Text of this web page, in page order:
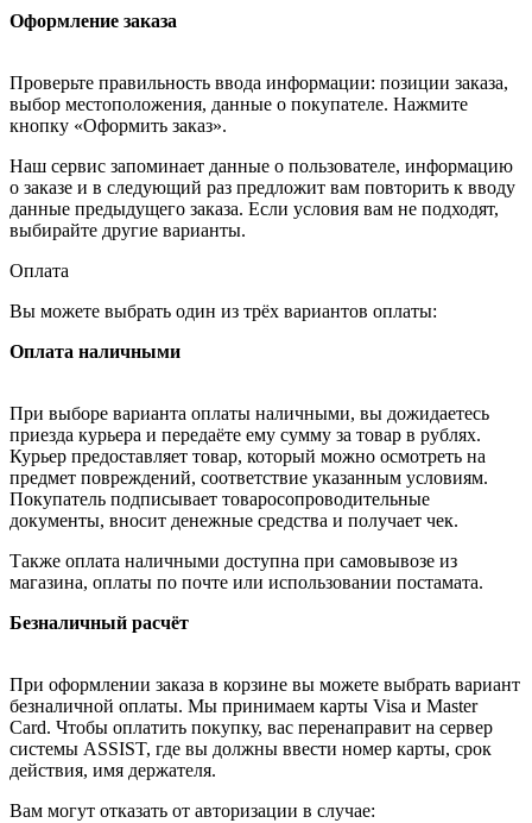
Оформление заказа
Проверьте правильность ввода информации: позиции заказа,
выбор местоположения, данные о покупателе. Нажмите
кнопку «Оформить заказ».
Наш сервис запоминает данные о пользователе, информацию
о заказе и в следующий раз предложит вам повторить к вводу
данные предыдущего заказа. Если условия вам не подходят,
выбирайте другие варианты.
Оплата
Вы можете выбрать один из трёх вариантов оплаты:
Оплата наличными
При выборе варианта оплаты наличными, вы дожидаетесь
приезда курьера и передаёте ему сумму за товар в рублях.
Курьер предоставляет товар, который можно осмотреть на
предмет повреждений, соответствие указанным условиям.
Покупатель подписывает товаросопроводительные
документы, вносит денежные средства и получает чек.
Также оплата наличными доступна при самовывозе из
магазина, оплаты по почте или использовании постамата.
Безналичный расчёт
При оформлении заказа в корзине вы можете выбрать вариант
безналичной оплаты. Мы принимаем карты Visa и Master
Card. Чтобы оплатить покупку, вас перенаправит на сервер
системы ASSIST, где вы должны ввести номер карты, срок
действия, имя держателя.
Вам могут отказать от авторизации в случае: